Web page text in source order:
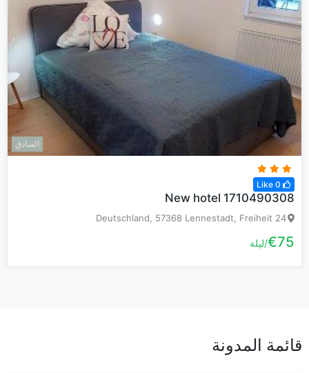
الفنادق
0 Like
New hotel 1710490308
Deutschland, 57368 Lennestadt, Freiheit 24
€75 ليلة
قائمة المدونة